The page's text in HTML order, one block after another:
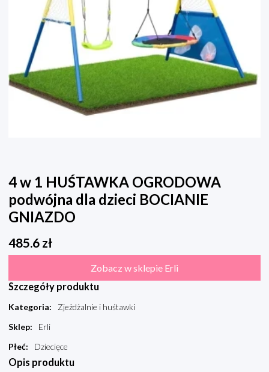
4 w 1 HUŚTAWKA OGRODOWA
podwójna dla dzieci BOCIANIE
GNIAZDO
485.6 zł
Zobacz w sklepie Erli
Szczegóły produktu
Kategoria:
Zjeżdżalnie i huśtawki
Sklep:
Erli
Płeć: Dziecięce
Opis produktu